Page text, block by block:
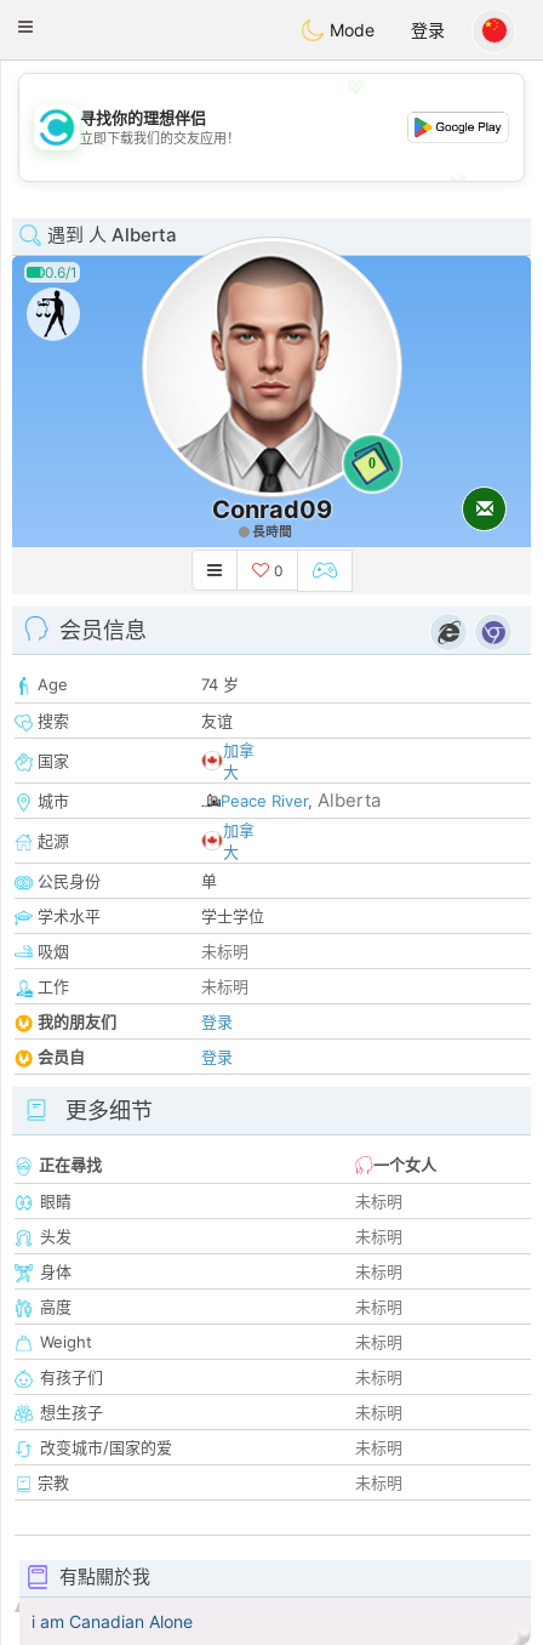
Citas
Toggle
Mode 登录
💖
💕
寻找你的理想伴侣
立即下载我们的交友应用！
遇到 人 Alberta
0.6/1
0
Conrad09
長時間
0
会员信息
Age
74 岁
搜索
友谊
国家
加拿
大
城市
Peace River, Alberta
起源
加拿
大
公民身份
单
学术水平
学士学位
吸烟
未标明
工作
未标明
我的朋友们
登录
会员自
登录
更多细节
正在尋找
一个女人
眼睛
未标明
头发
未标明
身体
未标明
高度
未标明
Weight
未标明
有孩子们
未标明
想生孩子
未标明
改变城市/国家的爱
未标明
宗教
未标明
有點關於我
i am Canadian Alone